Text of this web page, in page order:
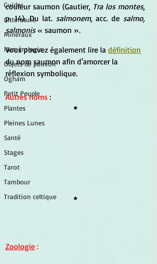
Guides
Littérature
Minéraux
Numérologie
Objets de pouvoir
Ogham
Petit Peuple
Plantes
Pleines Lunes
Santé
Stages
Tarot
Tambour
Tradition celtique
couleur saumon (Gautier, Tra los montes,
p. 14). Du lat. salmonem, acc. de salmo,
salmonis « saumon ».
Vous pouvez également lire la définition
du nom saumon afin d'amorcer la
réflexion symbolique.
Autres noms :
*
*
Zoologie :